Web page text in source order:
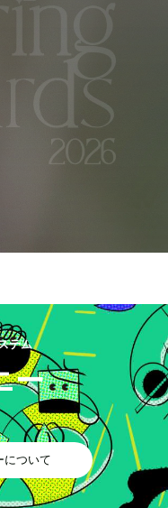
テム
ー
について